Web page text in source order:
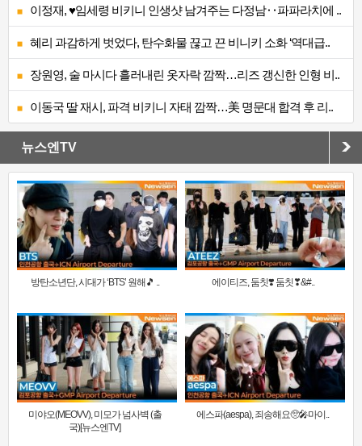
이정재, ♥임세령 비키니 인생샷 남겨주는 다정남‥파파라치에 ..
혜리 과감하게 벗었다, 탄수화물 끊고 끈 비니키 소화 ‘역대급..
장원영, 술 마시다 흘러내린 옷자락 깜짝…리즈 갱신한 인형 비..
이동국 딸 재시, 파격 비키니 자태 깜짝…美 명문대 합격 후 리..
뉴스엔TV
방탄소년단, 시대가 ‘BTS’ 원해🎵 .. 에이티즈, 둠칫❣️ 둠칫❣&#..
미야오(MEOVV), 미모가 넘사벽 (출
국)[뉴스엔TV]
에스파(aespa), 죄송해요🥺🎤마이..